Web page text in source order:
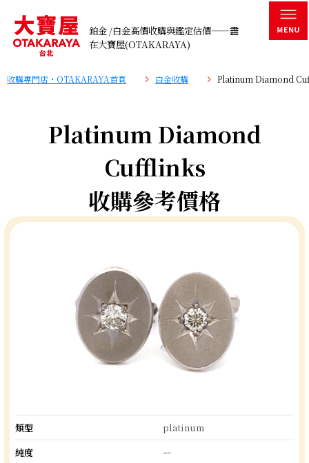
鉑金 /白金高價收購與鑑定估價——盡
在大寶屋(OTAKARAYA)
收購專門店・OTAKARAYA首頁 白金收購 Platinum Diamond
Platinum Diamond
Cufflinks
收購參考價格
類型
platinum
純度
ー